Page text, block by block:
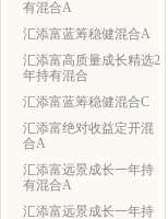
有混合A
汇添富蓝筹稳健混合A
汇添富高质量成长精选2
年持有混合
汇添富蓝筹稳健混合C
汇添富绝对收益定开混
合A
汇添富远景成长一年持
有混合A
汇添富远景成长一年持